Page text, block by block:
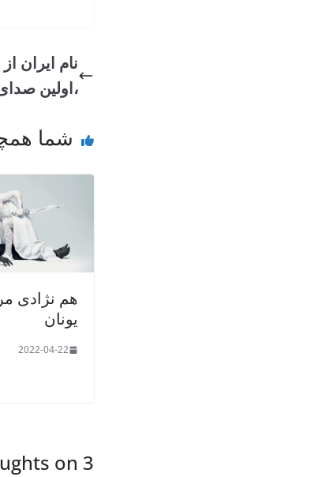
نام ایران
،اولین
شما
هم نژادی
یونان
2022-04-22
3 thoughts on “